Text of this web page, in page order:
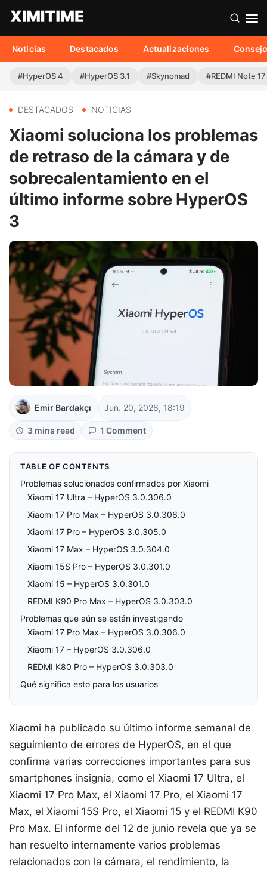
Noticias Destacados Actualizaciones
#HyperOS 4 #HyperOS 3.1 #Skynomad #REDMI Note
DESTACADOS NOTICIAS
Xiaomi soluciona los problemas
de retraso de la cámara y de
sobrecalentamiento en el
último informe sobre HyperOS
3
Emir Bardakçı Jun. 20, 2026, 18:19
3 mins read 1 Comment
TABLE OF CONTENTS
Problemas solucionados confirmados por Xiaomi
Xiaomi 17 Ultra – HyperOS 3.0.306.0
Xiaomi 17 Pro Max – HyperOS 3.0.306.0
Xiaomi 17 Pro – HyperOS 3.0.305.0
Xiaomi 17 Max – HyperOS 3.0.304.0
Xiaomi 15S Pro – HyperOS 3.0.301.0
Xiaomi 15 – HyperOS 3.0.301.0
REDMI K90 Pro Max – HyperOS 3.0.303.0
Problemas que aún se están investigando
Xiaomi 17 Pro Max – HyperOS 3.0.306.0
Xiaomi 17 – HyperOS 3.0.306.0
REDMI K80 Pro – HyperOS 3.0.303.0
Qué significa esto para los usuarios
Xiaomi ha publicado su último informe semanal de
seguimiento de errores de HyperOS, en el que
confirma varias correcciones importantes para sus
smartphones insignia, como el Xiaomi 17 Ultra, el
Xiaomi 17 Pro Max, el Xiaomi 17 Pro, el Xiaomi 17
Max, el Xiaomi 15S Pro, el Xiaomi 15 y el REDMI K90
Pro Max. El informe del 12 de junio revela que ya se
han resuelto internamente varios problemas
relacionados con la cámara, el rendimiento, la